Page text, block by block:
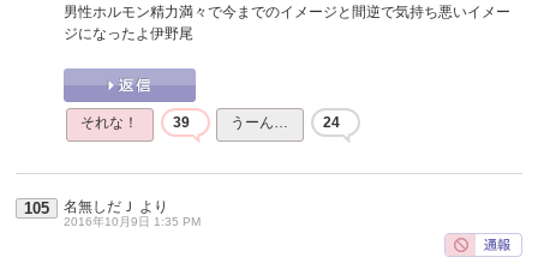
男性ホルモン精力満々で今までのイメージと間逆で気持ち悪いイメー
ジになったよ伊野尾
それな！ 39 うーん… 24
105 名無しだＪ より
2016年10月9日 1:35 PM